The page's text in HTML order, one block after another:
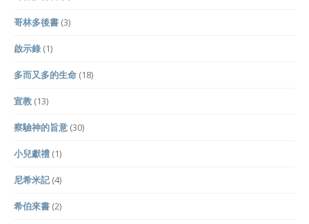
哥林多後書 (3)
啟示錄 (1)
多而又多的生命 (18)
宣教 (13)
察驗神的旨意 (30)
小兒獻禮 (1)
尼希米記(4)
希伯來書 (2)